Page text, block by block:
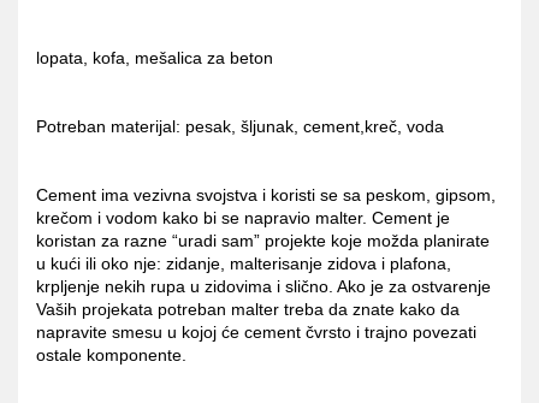
lopata, kofa, mešalica za beton
Potreban materijal: pesak, šljunak, cement,kreč, voda
Cement ima vezivna svojstva i koristi se sa peskom, gipsom,
krečom i vodom kako bi se napravio malter. Cement je
koristan za razne “uradi sam” projekte koje možda planirate
u kući ili oko nje: zidanje, malterisanje zidova i plafona,
krpljenje nekih rupa u zidovima i slično. Ako je za ostvarenje
Vaših projekata potreban malter treba da znate kako da
napravite smesu u kojoj će cement čvrsto i trajno povezati
ostale komponente.